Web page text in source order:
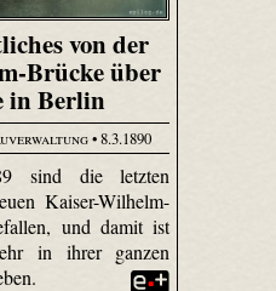
von der
Brücke über
in Berlin
• 8.3.1890
sind die letzten
Kaiser-Wilhelm-
und damit ist
in ihrer ganzen